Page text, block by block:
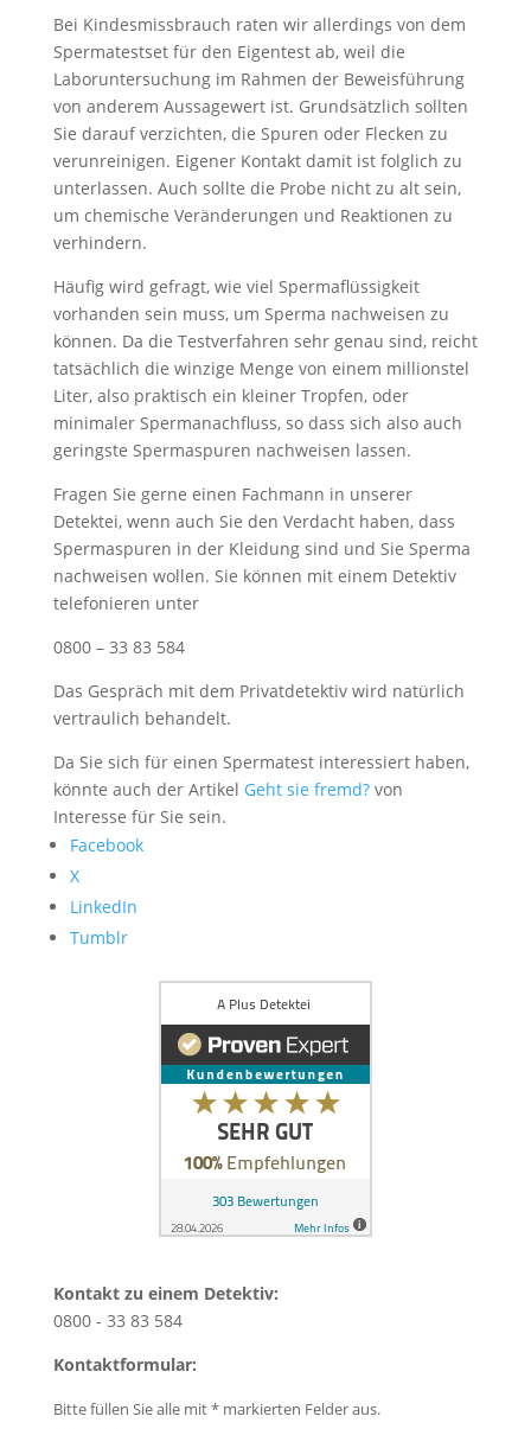
Bei Kindesmissbrauch raten wir allerdings von dem
Spermatestset für den Eigentest ab, weil die
Laboruntersuchung im Rahmen der Beweisführung
von anderem Aussagewert ist. Grundsätzlich sollten
Sie darauf verzichten, die Spuren oder Flecken zu
verunreinigen. Eigener Kontakt damit ist folglich zu
unterlassen. Auch sollte die Probe nicht zu alt sein,
um chemische Veränderungen und Reaktionen zu
verhindern.
Häufig wird gefragt, wie viel Spermaflüssigkeit
vorhanden sein muss, um Sperma nachweisen zu
können. Da die Testverfahren sehr genau sind, reicht
tatsächlich die winzige Menge von einem millionstel
Liter, also praktisch ein kleiner Tropfen, oder
minimaler Spermanachfluss, so dass sich also auch
geringste Spermaspuren nachweisen lassen.
Fragen Sie gerne einen Fachmann in unserer
Detektei, wenn auch Sie den Verdacht haben, dass
Spermaspuren in der Kleidung sind und Sie Sperma
nachweisen wollen. Sie können mit einem Detektiv
telefonieren unter
0800 – 33 83 584
Das Gespräch mit dem Privatdetektiv wird natürlich
vertraulich behandelt.
Da Sie sich für einen Spermatest interessiert haben,
könnte auch der Artikel Geht sie fremd?von
Interesse für Sie sein.
Facebook
X
LinkedIn
Tumblr
Kontakt zu einem Detektiv:
0800 - 33 83 584
Kontaktformular:
Bitte füllen Sie alle mit * markierten Felder aus.